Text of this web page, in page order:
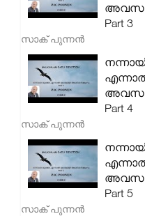
Part 3
സാക് പുന്നൻ
Part 4
സാക് പുന്നൻ
Part 5
സാക് പുന്നൻ